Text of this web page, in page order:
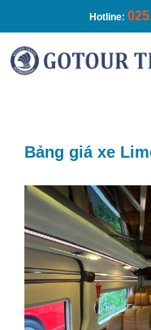
Hotline:
Trang chủ»Bảng
Bảng giá xe